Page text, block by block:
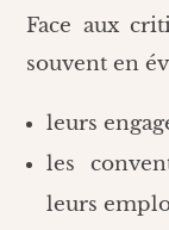
Face aux
souvent en
leurs
les
leurs